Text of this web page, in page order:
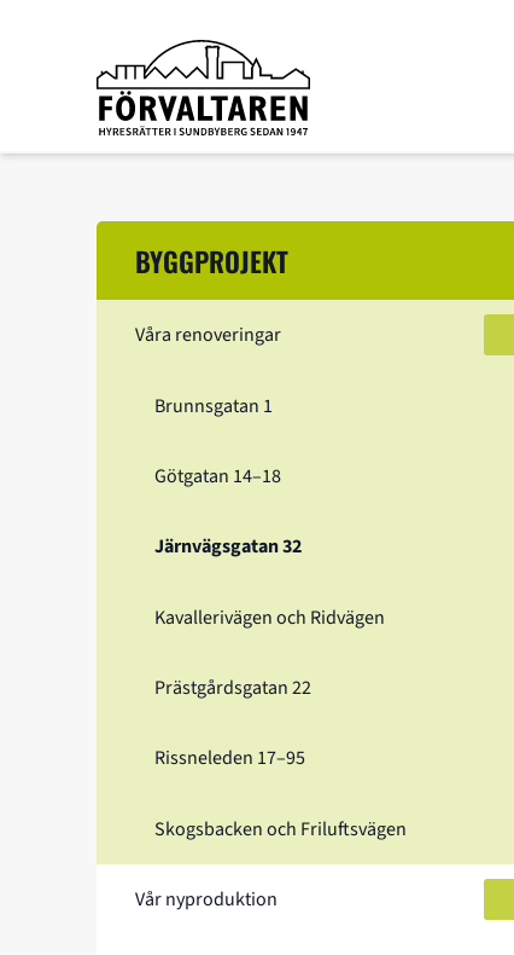
Hoppa till innehåll
Förvaltaren
BYGGPROJEKT
Våra renoveringar
Brunnsgatan 1
Götgatan 14–18
Järnvägsgatan 32
Kavallerivägen och Ridvägen
Prästgårdsgatan 22
Rissneleden 17–95
Skogsbacken och Friluftsvägen
Vår nyproduktion